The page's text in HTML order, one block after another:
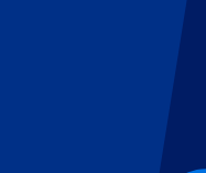
mises à jour, les offres et